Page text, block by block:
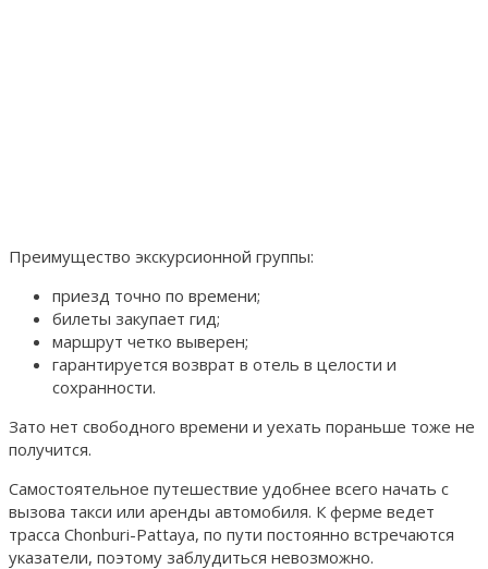
Преимущество экскурсионной группы:
приезд точно по времени;
билеты закупает гид;
маршрут четко выверен;
гарантируется возврат в отель в целости и
сохранности.
Зато нет свободного времени и уехать пораньше тоже не
получится.
Самостоятельное путешествие удобнее всего начать с
вызова такси или аренды автомобиля. К ферме ведет
трасса Chonburi-Pattaya, по пути постоянно встречаются
указатели, поэтому заблудиться невозможно.